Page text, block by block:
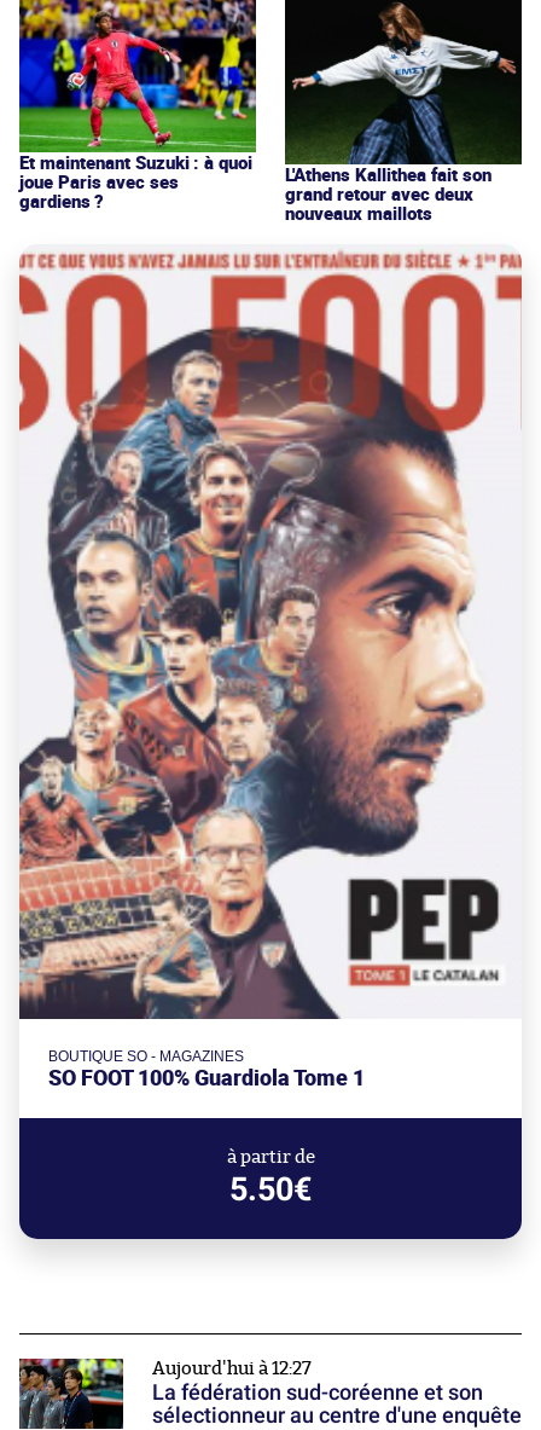
Et maintenant Suzuki : à quoi
joue Paris avec ses
gardiens ?
L'Athens Kallithea fait son
grand retour avec deux
nouveaux maillots
BOUTIQUE SO - MAGAZINES
SO FOOT 100% Guardiola Tome 1
à partir de
5.50€
Aujourd'hui à 12:27
La fédération sud-coréenne et son
sélectionneur au centre d'une enquête